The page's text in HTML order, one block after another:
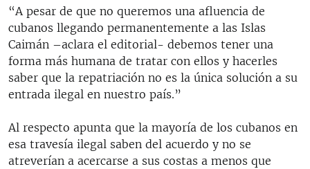
“A pesar de que no queremos una afluencia de
cubanos llegando permanentemente a las Islas
Caimán –aclara el editorial- debemos tener una
forma más humana de tratar con ellos y hacerles
saber que la repatriación no es la única solución a su
entrada ilegal en nuestro país.”
Al respecto apunta que la mayoría de los cubanos en
esa travesía ilegal saben del acuerdo y no se
atreverían a acercarse a sus costas a menos que